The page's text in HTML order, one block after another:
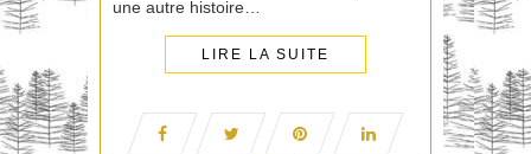
une autre histoire…
LIRE LA SUITE